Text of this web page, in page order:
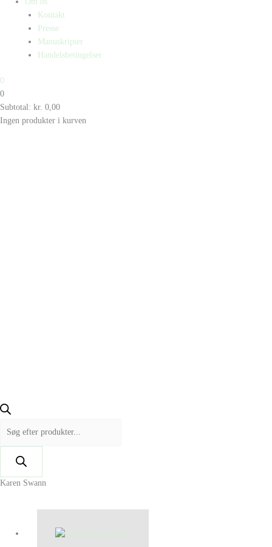
Kontakt
Presse
Manuskripter
Handelsbetingelser
0
0
Subtotal: kr. 0,00
Ingen produkter i kurven
Karen Swann